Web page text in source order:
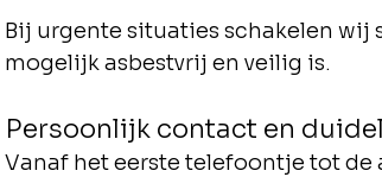
Bij urgente situaties schakelen wij
mogelijk asbestvrij en veilig is.
Persoonlijk contact en
Vanaf het eerste telefoontje tot